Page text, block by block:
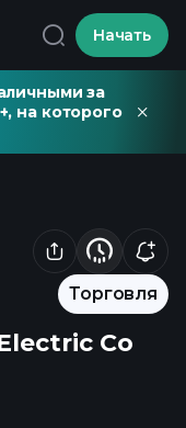
Начать
за
на которого
Торговля
Co